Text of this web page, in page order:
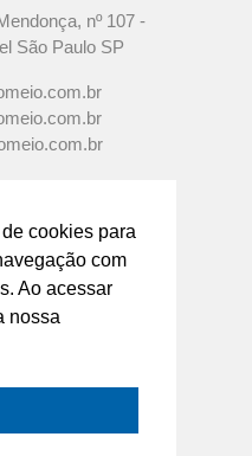
cookies para
com
Ao acessar
nossa
nº 107 -
São Paulo SP
REDES
de grandes
com os
das lojas de
em todo o Brasil.